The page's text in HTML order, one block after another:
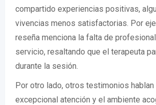
compartido experiencias positivas,
vivencias menos satisfactorias. Por
reseña menciona la falta de
servicio, resaltando que el terapeuta
durante la sesión.
Por otro lado, otros testimonios hablan
excepcional atención y el ambiente